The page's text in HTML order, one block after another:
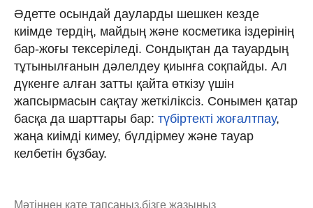
Әдетте осындай дауларды шешкен кезде
киімде тердің, майдың және косметика іздерінің
бар-жоғы тексеріледі. Сондықтан да тауардың
тұтынылғанын дәлелдеу қиынға соқпайды. Ал
дүкенге алған затты қайта өткізу үшін
жапсырмасын сақтау жеткіліксіз. Сонымен қатар
басқа да шарттары бар: түбіртекті жоғалтпау,
жаңа киімді кимеу, бүлдірмеу және тауар
келбетін бұзбау.
Мәтіннен қате тапсаңыз,бізге жазыңыз